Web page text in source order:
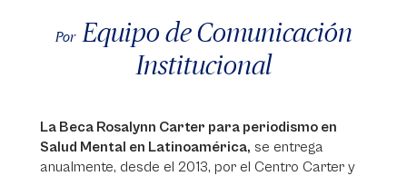
Por Equipo de Comunicación
Institucional
La Beca Rosalynn Carter para periodismo en
Salud Mental en Latinoamérica, se entrega
anualmente, desde el 2013, por el Centro Carter y